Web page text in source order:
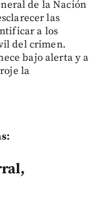
de la Nación
las
a los
del crimen.
bajo alerta y a
la